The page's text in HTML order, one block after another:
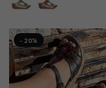
- 20%